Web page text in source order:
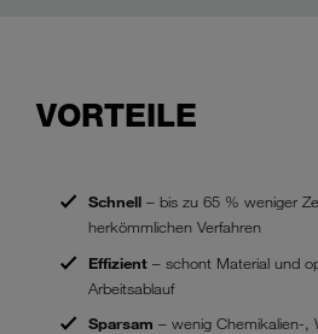
VORTEILE
Schnell– bis zu 65 % weniger
herkömmlichen Verfahren
Effizient– schont Material und
Arbeitsablauf
Sparsam – wenig Chemikalien-,